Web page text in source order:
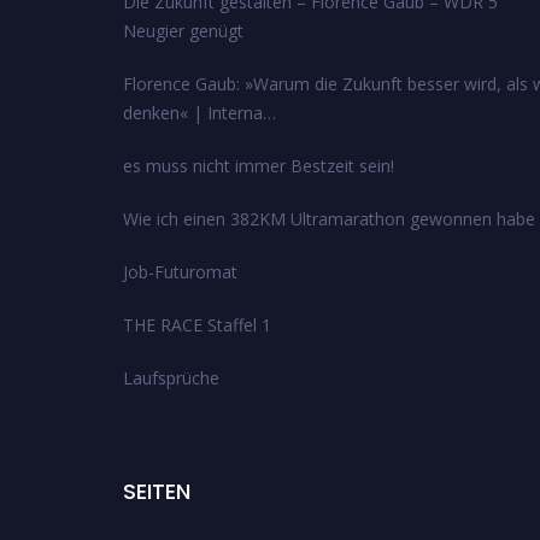
Neugier genügt
Florence Gaub: »Warum die Zukunft besser wird, als
denken« | Interna…
es muss nicht immer Bestzeit sein!
Wie ich einen 382KM Ultramarathon gewonnen habe
Job-Futuromat
THE RACE Staffel 1
Laufsprüche
SEITEN